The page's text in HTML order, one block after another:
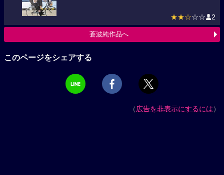
★★☆☆☆ 2
蒼波純作品へ
このページをシェアする
（広告を非表示にするには）